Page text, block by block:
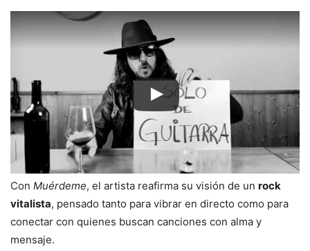
Con Muérdeme, el artista reafirma su visión de un rock
vitalista, pensado tanto para vibrar en directo como para
conectar con quienes buscan canciones con alma y
mensaje.